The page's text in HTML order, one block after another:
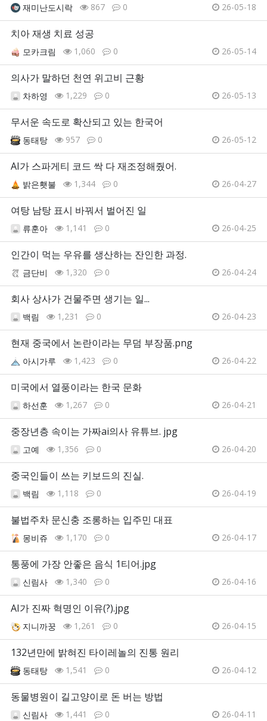
재미난도시락 867 0 26-05-18
치아 재생 치료 성공
모카크림 1,060 0 26-05-14
의사가 말하던 천연 위고비 근황
차하영 1,229 0 26-05-13
무서운 속도로 확산되고 있는 한국어
동태탕 957 0 26-05-12
AI가 스파게티 코드 싹 다 재조정해줬어.
밝은횃불 1,344 0 26-04-27
여탕 남탕 표시 바꿔서 벌어진 일
류훈아 1,141 0 26-04-25
인간이 먹는 우유를 생산하는 잔인한 과정.
금단비 1,320 0 26-04-24
회사 상사가 건물주면 생기는 일...
백림 1,231 0 26-04-23
현재 중국에서 논란이라는 무덤 부장품.png
아시가루 1,423 0 26-04-22
미국에서 열풍이라는 한국 문화
하선훈 1,267 0 26-04-21
중장년층 속이는 가짜ai의사 유튜브. jpg
고예 1,356 0 26-04-20
중국인들이 쓰는 키보드의 진실.
백림 1,118 0 26-04-19
불법주차 문신충 조롱하는 입주민 대표
몽비쥬 1,170 0 26-04-17
통풍에 가장 안좋은 음식 1티어.jpg
신림사 1,340 0 26-04-16
AI가 진짜 혁명인 이유(?).jpg
지니까꿍 1,261 0 26-04-15
132년만에 밝혀진 타이레놀의 진통 원리
동태탕 1,541 0 26-04-12
동물병원이 길고양이로 돈 버는 방법
신림사 1,441 0 26-04-11